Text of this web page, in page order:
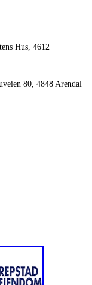
Hus, 4612
80, 4848 Arendal